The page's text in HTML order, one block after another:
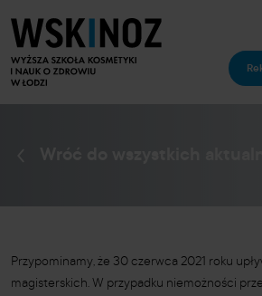
Przypominamy, że 30 czerwca 2021 roku
magisterskich. W przypadku niemożności